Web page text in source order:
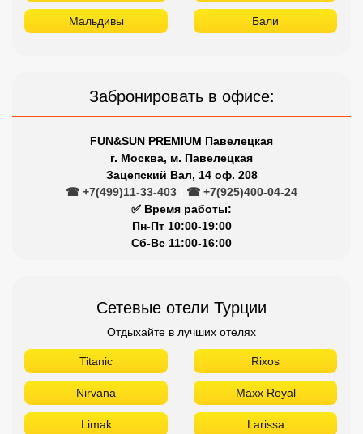
Мальдивы Бали
Забронировать в офисе:
FUN&SUN PREMIUM Павелецкая
г. Москва, м. Павелецкая
Зацепский Вал, 14 оф. 208
☎ +7(499)11-33-403
☎ +7(925)400-04-24
✅ Время работы:
Пн-Пт 10:00-19:00
Сб-Вс 11:00-16:00
Сетевые отели Турции
Отдыхайте в лучших отелях
Titanic Rixos
Nirvana Maxx Royal
Limak Larissa